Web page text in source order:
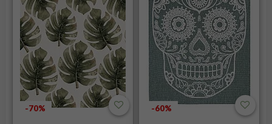
-70% -60%